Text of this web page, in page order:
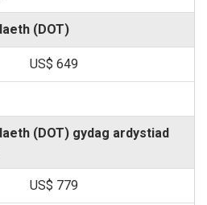
(DOT)
US$ 649
(DOT) gydag ardystiad
US$ 779